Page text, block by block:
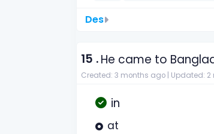
Des
15 .He came to
Created: 3 months ago | Updated:
in
at